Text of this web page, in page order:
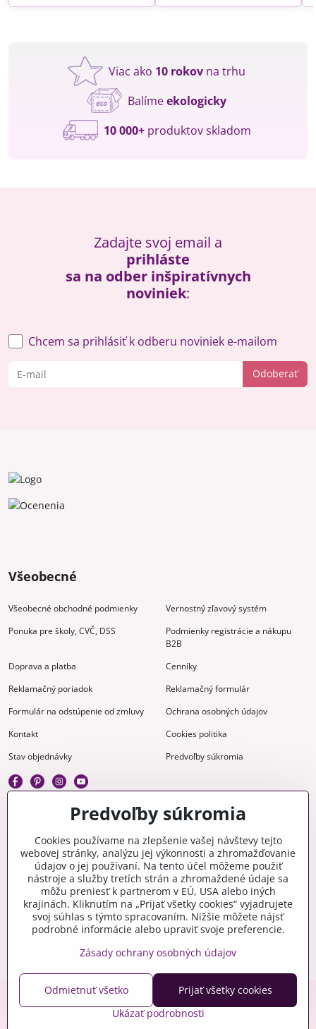
Viac ako 10 rokov na trhu
Balímeekologicky
10 000+produktov skladom
Zadajte svoj email a
prihláste
sa na odber inšpiratívnych
noviniek:
Odoberať
Chcem sa prihlásiť k odberu noviniek e-mailom
Všeobecné
Všeobecné obchodné podmienky
Vernostný zľavový systém
Ponuka pre školy, CVČ, DSS
Podmienky registrácie a nákupu
B2B
Doprava a platba
Cenníky
Reklamačný poriadok
Reklamačný formulár
Formulár na odstúpenie od zmluvy
Ochrana osobných údajov
Kontakt
Cookies politika
Stav objednávky
Predvoľby súkromia
Gravírovanie
Materiály na stiahnutie
Videonávody
Blog
Kreatívna poradňa
Copyright © 2006-2026 crafty.sk
Eshop pre Českú republiku - craftyshop.cz
Predvoľby súkromia
Cookies používame na zlepšenie vašej návštevy tejto
webovej stránky, analýzu jej výkonnosti a zhromažďovanie
údajov o jej používaní. Na tento účel môžeme použiť
nástroje a služby tretích strán a zhromaždené údaje sa
môžu preniesť k partnerom v EÚ, USA alebo iných
krajinách. Kliknutím na „Prijať všetky cookies“ vyjadrujete
svoj súhlas s týmto spracovaním. Nižšie môžete nájsť
podrobné informácie alebo upraviť svoje preferencie.
Zásady ochrany osobných údajov
Ukázať podrobnosti
Prijať všetky cookies
Odmietnuť všetko